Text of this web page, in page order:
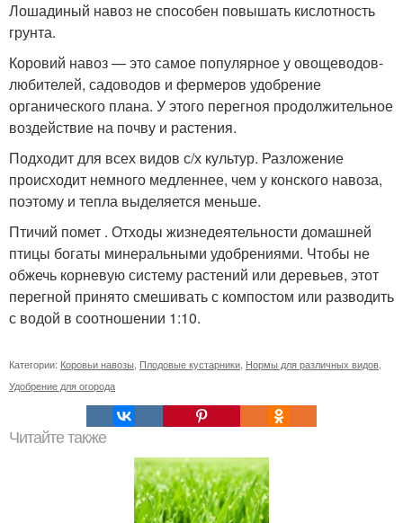
Лошадиный навоз не способен повышать кислотность
грунта.
Коровий навоз — это самое популярное у овощеводов-
любителей, садоводов и фермеров удобрение
органического плана. У этого перегноя продолжительное
воздействие на почву и растения.
Подходит для всех видов с/х культур. Разложение
происходит немного медленнее, чем у конского навоза,
поэтому и тепла выделяется меньше.
Птичий помет . Отходы жизнедеятельности домашней
птицы богаты минеральными удобрениями. Чтобы не
обжечь корневую систему растений или деревьев, этот
перегной принято смешивать с компостом или разводить
с водой в соотношении 1:10.
Категории: Коровьи навозы Плодовые кустарники Нормы для различных видов
Удобрение для огорода
Читайте также